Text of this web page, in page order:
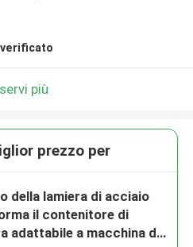
più
prezzo per
della lamiera di acciaio
il contenitore di
adattabile a macchina di